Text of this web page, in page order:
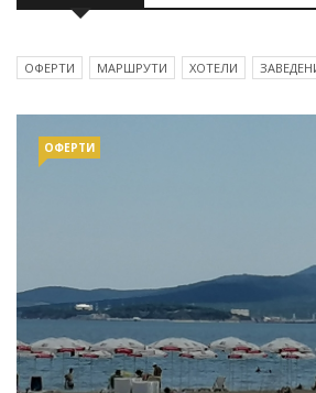
ОФЕРТИ МАРШРУТИ ХОТЕЛИ
ОФЕРТИ